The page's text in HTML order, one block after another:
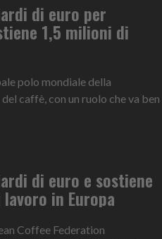
di euro per
1,5 milioni di
polo mondiale della
caffè, con un ruolo che va ben
di euro e sostiene
in Europa
Coffee Federation